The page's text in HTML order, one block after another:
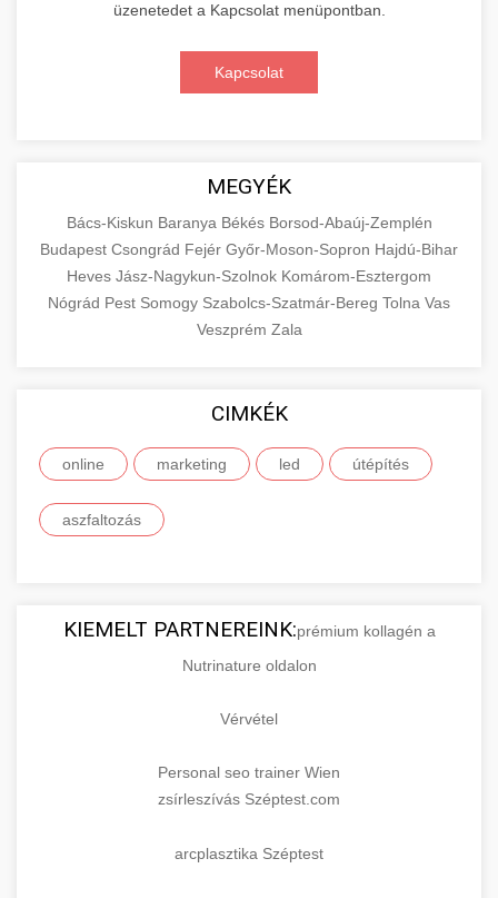
üzenetedet a Kapcsolat menüpontban.
Kapcsolat
MEGYÉK
Bács-Kiskun Baranya Békés Borsod-Abaúj-Zemplén
Budapest Csongrád Fejér Győr-Moson-Sopron Hajdú-Bihar
Heves Jász-Nagykun-Szolnok Komárom-Esztergom
Nógrád Pest Somogy Szabolcs-Szatmár-Bereg Tolna Vas
Veszprém Zala
CIMKÉK
online marketing led útépítés
aszfaltozás
KIEMELT PARTNEREINK:prémium kollagén a
Nutrinature oldalon
Vérvétel
Personal seo trainer Wien
zsírleszívás Széptest.com
arcplasztika Széptest